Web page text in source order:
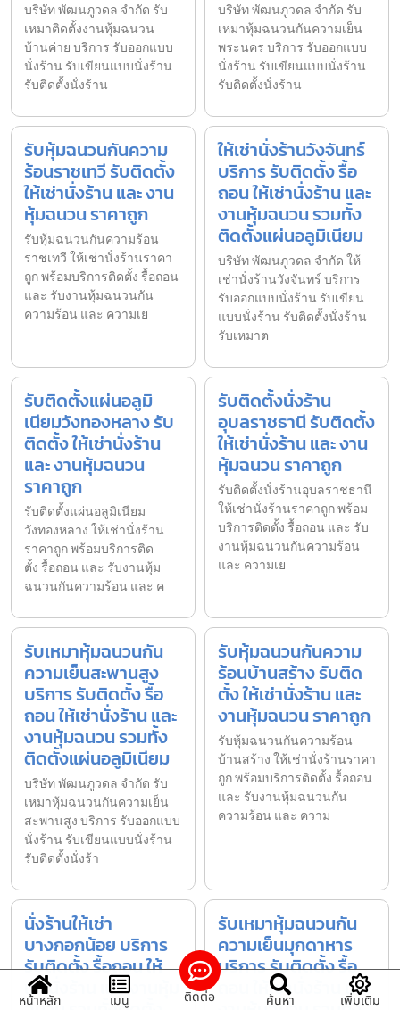
บริษัท พัฒนภูวดล จำกัด รับ
เหมาติดตั้งงานหุ้มฉนวน
บ้านค่าย บริการ รับออกแบบ
นั่งร้าน รับเขียนแบบนั่งร้าน
รับติดตั้งนั่งร้าน
บริษัท พัฒนภูวดล จำกัด รับ
เหมาหุ้มฉนวนกันความเย็น
พระนคร บริการ รับออกแบบ
นั่งร้าน รับเขียนแบบนั่งร้าน
รับติดตั้งนั่งร้าน
รับหุ้มฉนวนกันความ
ร้อนราชเทวี รับติดตั้ง
ให้เช่านั่งร้าน และ งาน
หุ้มฉนวน ราคาถูก
รับหุ้มฉนวนกันความร้อน
ราชเทวี ให้เช่านั่งร้านราคา
ถูก พร้อมบริการติดตั้ง รื้อถอน
และ รับงานหุ้มฉนวนกัน
ความร้อน และ ความเย
ให้เช่านั่งร้านวังจันทร์
บริการ รับติดตั้ง รื้อ
ถอน ให้เช่านั่งร้าน และ
งานหุ้มฉนวน รวมทั้ง
ติดตั้งแผ่นอลูมิเนียม
บริษัท พัฒนภูวดล จำกัด ให้
เช่านั่งร้านวังจันทร์ บริการ
รับออกแบบนั่งร้าน รับเขียน
แบบนั่งร้าน รับติดตั้งนั่งร้าน
รับเหมาต
รับติดตั้งแผ่นอลูมิ
เนียมวังทองหลาง รับ
ติดตั้ง ให้เช่านั่งร้าน
และ งานหุ้มฉนวน
ราคาถูก
รับติดตั้งแผ่นอลูมิเนียม
วังทองหลาง ให้เช่านั่งร้าน
ราคาถูก พร้อมบริการติด
ตั้ง รื้อถอน และ รับงานหุ้ม
ฉนวนกันความร้อน และ ค
รับติดตั้งนั่งร้าน
อุบลราชธานี รับติดตั้ง
ให้เช่านั่งร้าน และ งาน
หุ้มฉนวน ราคาถูก
รับติดตั้งนั่งร้านอุบลราชธานี
ให้เช่านั่งร้านราคาถูก พร้อม
บริการติดตั้ง รื้อถอน และ รับ
งานหุ้มฉนวนกันความร้อน
และ ความเย
รับเหมาหุ้มฉนวนกัน
ความเย็นสะพานสูง
บริการ รับติดตั้ง รื้อ
ถอน ให้เช่านั่งร้าน และ
งานหุ้มฉนวน รวมทั้ง
ติดตั้งแผ่นอลูมิเนียม
บริษัท พัฒนภูวดล จำกัด รับ
เหมาหุ้มฉนวนกันความเย็น
สะพานสูง บริการ รับออกแบบ
นั่งร้าน รับเขียนแบบนั่งร้าน
รับติดตั้งนั่งร้า
รับหุ้มฉนวนกันความ
ร้อนบ้านสร้าง รับติด
ตั้ง ให้เช่านั่งร้าน และ
งานหุ้มฉนวน ราคาถูก
รับหุ้มฉนวนกันความร้อน
บ้านสร้าง ให้เช่านั่งร้านราคา
ถูก พร้อมบริการติดตั้ง รื้อถอน
และ รับงานหุ้มฉนวนกัน
ความร้อน และ ความ
นั่งร้านให้เช่า
บางกอกน้อย บริการ
รับติดตั้ง รื้อถอน ให้
เช่านั่งร้าน และ งานหุ้ม
รับเหมาหุ้มฉนวนกัน
ความเย็นมุกดาหาร
บริการ รับติดตั้ง รื้อ
ถอน ให้เช่านั่งร้าน และ
หน้าหลัก เมนู ติดต่อ ค้นหา เพิ่มเติม